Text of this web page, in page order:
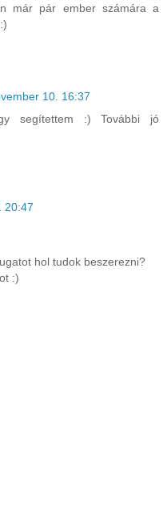
már pár ember számára a
10. 16:37
segítettem :) További jó
20:47
hol tudok beszerezni?
:)